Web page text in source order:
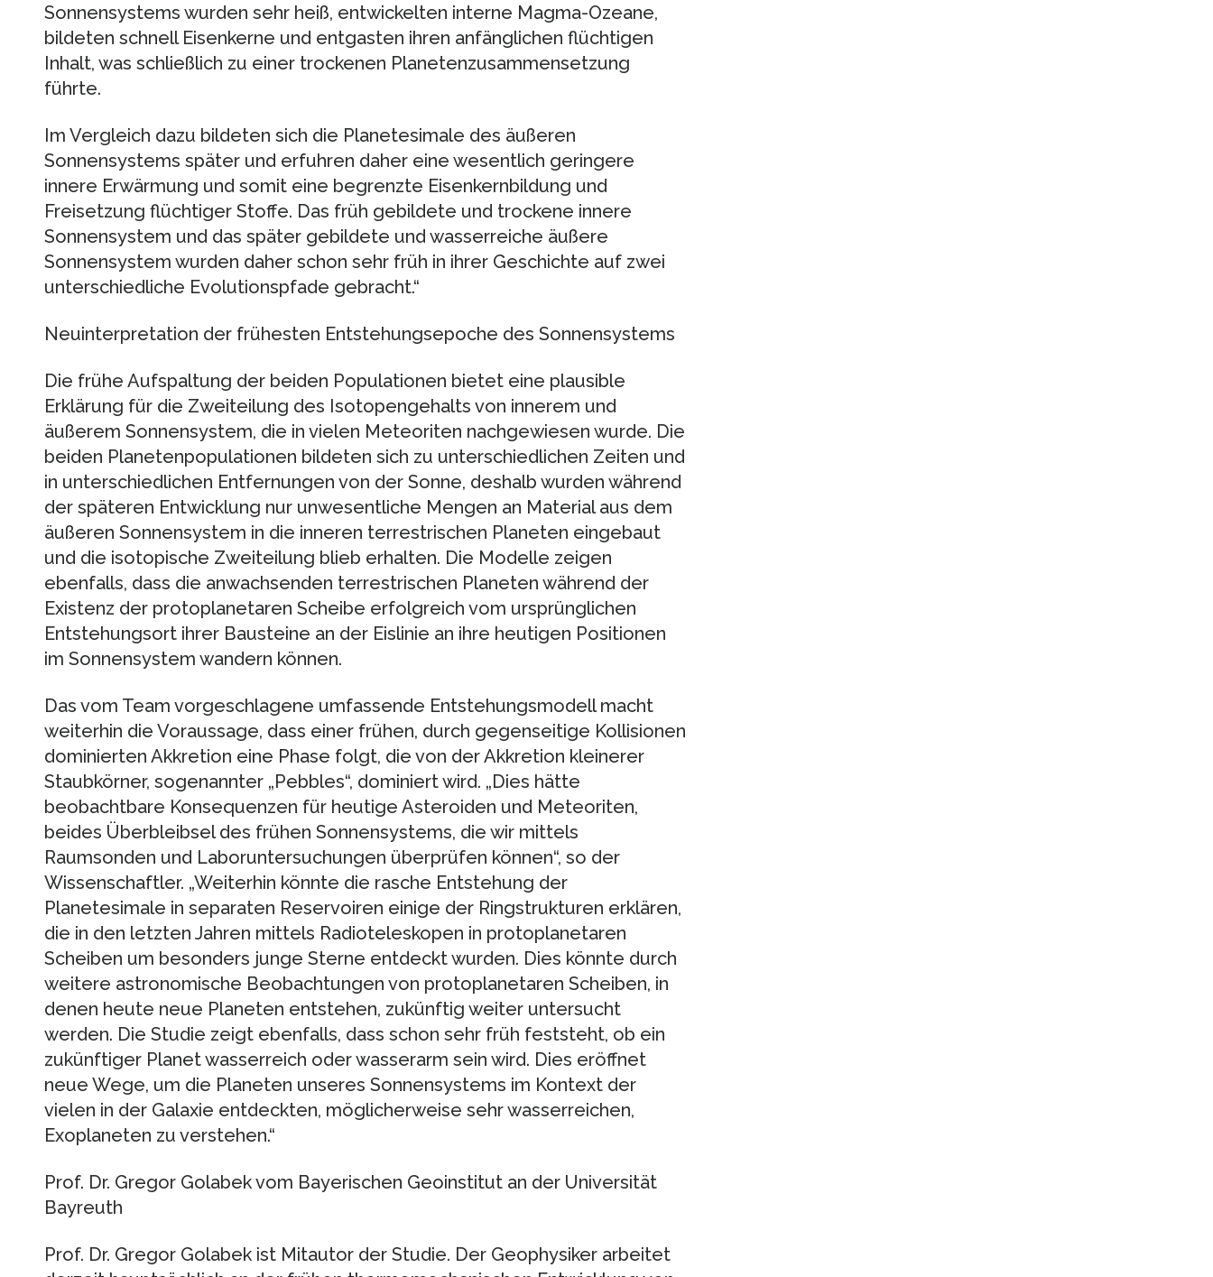
Sonnensystems wurden sehr heiß, entwickelten interne Magma-Ozeane,
bildeten schnell Eisenkerne und entgasten ihren anfänglichen flüchtigen
Inhalt, was schließlich zu einer trockenen Planetenzusammensetzung
führte.
Im Vergleich dazu bildeten sich die Planetesimale des äußeren
Sonnensystems später und erfuhren daher eine wesentlich geringere
innere Erwärmung und somit eine begrenzte Eisenkernbildung und
Freisetzung flüchtiger Stoffe. Das früh gebildete und trockene innere
Sonnensystem und das später gebildete und wasserreiche äußere
Sonnensystem wurden daher schon sehr früh in ihrer Geschichte auf zwei
unterschiedliche Evolutionspfade gebracht.“
Neuinterpretation der frühesten Entstehungsepoche des Sonnensystems
Die frühe Aufspaltung der beiden Populationen bietet eine plausible
Erklärung für die Zweiteilung des Isotopengehalts von innerem und
äußerem Sonnensystem, die in vielen Meteoriten nachgewiesen wurde. Die
beiden Planetenpopulationen bildeten sich zu unterschiedlichen Zeiten und
in unterschiedlichen Entfernungen von der Sonne, deshalb wurden während
der späteren Entwicklung nur unwesentliche Mengen an Material aus dem
äußeren Sonnensystem in die inneren terrestrischen Planeten eingebaut
und die isotopische Zweiteilung blieb erhalten. Die Modelle zeigen
ebenfalls, dass die anwachsenden terrestrischen Planeten während der
Existenz der protoplanetaren Scheibe erfolgreich vom ursprünglichen
Entstehungsort ihrer Bausteine an der Eislinie an ihre heutigen Positionen
im Sonnensystem wandern können.
Das vom Team vorgeschlagene umfassende Entstehungsmodell macht
weiterhin die Voraussage, dass einer frühen, durch gegenseitige Kollisionen
dominierten Akkretion eine Phase folgt, die von der Akkretion kleinerer
Staubkörner, sogenannter „Pebbles“, dominiert wird. „Dies hätte
beobachtbare Konsequenzen für heutige Asteroiden und Meteoriten,
beides Überbleibsel des frühen Sonnensystems, die wir mittels
Raumsonden und Laboruntersuchungen überprüfen können“, so der
Wissenschaftler. „Weiterhin könnte die rasche Entstehung der
Planetesimale in separaten Reservoiren einige der Ringstrukturen erklären,
die in den letzten Jahren mittels Radioteleskopen in protoplanetaren
Scheiben um besonders junge Sterne entdeckt wurden. Dies könnte durch
weitere astronomische Beobachtungen von protoplanetaren Scheiben, in
denen heute neue Planeten entstehen, zukünftig weiter untersucht
werden. Die Studie zeigt ebenfalls, dass schon sehr früh feststeht, ob ein
zukünftiger Planet wasserreich oder wasserarm sein wird. Dies eröffnet
neue Wege, um die Planeten unseres Sonnensystems im Kontext der
vielen in der Galaxie entdeckten, möglicherweise sehr wasserreichen,
Exoplaneten zu verstehen.“
Prof. Dr. Gregor Golabek vom Bayerischen Geoinstitut an der Universität
Bayreuth
Prof. Dr. Gregor Golabek ist Mitautor der Studie. Der Geophysiker arbeitet